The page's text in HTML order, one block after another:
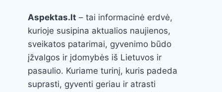
Aspektas.lt – tai informacinė erdvė,
kurioje susipina aktualios naujienos,
sveikatos patarimai, gyvenimo būdo
įžvalgos ir įdomybės iš Lietuvos ir
pasaulio. Kuriame turinį, kuris padeda
suprasti, gyventi geriau ir atrasti